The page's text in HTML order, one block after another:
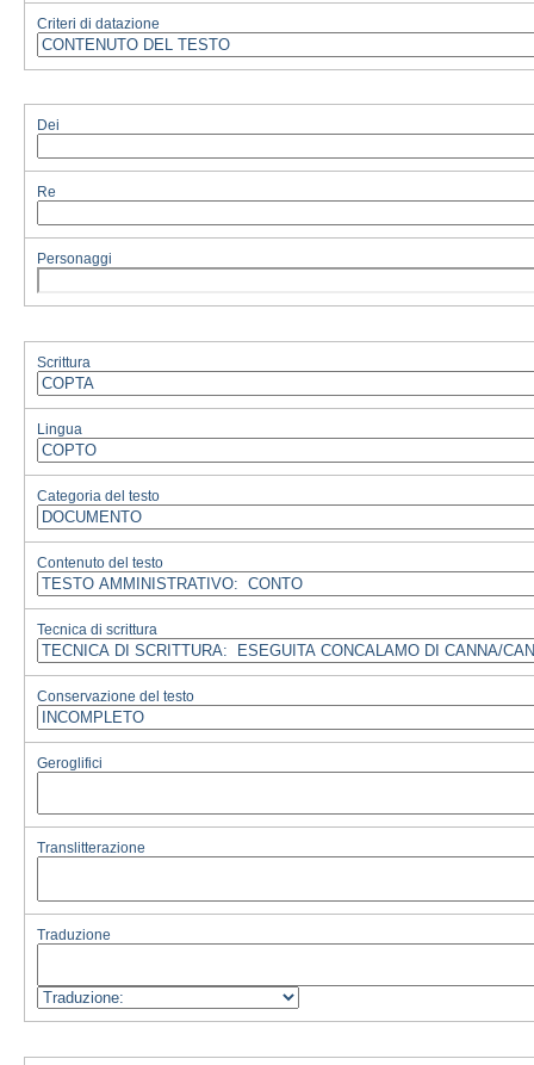
Criteri di datazione
Dei
Re
Personaggi
Scrittura
Lingua
Categoria del testo
Contenuto del testo
Tecnica di scrittura
Conservazione del testo
Geroglifici
Translitterazione
Traduzione